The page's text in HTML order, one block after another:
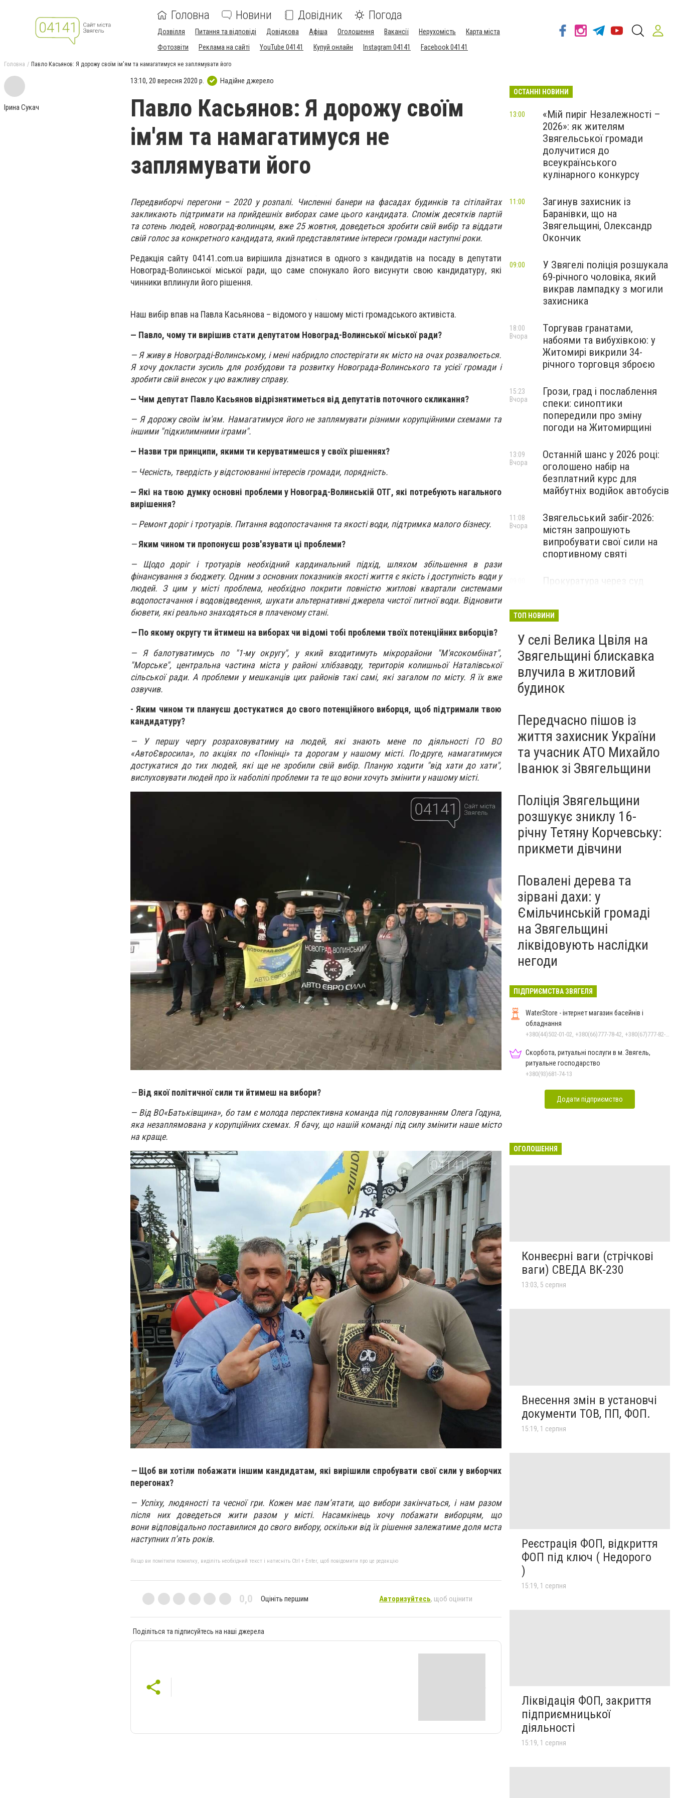
Головна Новини Довідник Погода
Дозвілля Питання та відповіді Довідкова Афіша Оголошення Вакансії Нерухомість
Карта міста
Фотозвіти
Реклама на сайті YouTube 04141 Купуй онлайн Instagram 04141 Facebook 04141
Головна Павло Касьянов: Я дорожу своїм ім'ям та намагатимуся не заплямувати його
Ірина Сукач
13:10, 20 вересня 2020 р. Надійне джерело
Павло Касьянов: Я дорожу своїм
ім'ям та намагатимуся не
заплямувати його
Передвиборчі перегони – 2020 у розпалі. Численні банери на фасадах будинків та сітілайтах
закликають підтримати на прийдешніх виборах саме цього кандидата. Споміж десятків партій
та сотень людей, новоград-волинцям, вже 25 жовтня, доведеться зробити свій вибір та віддати
свій голос за конкретного кандидата, який представлятиме інтереси громади наступні роки.
Редакція сайту 04141.com.ua вирішила дізнатися в одного з кандидатів на посаду в депутати
Новоград-Волинської міської ради, що саме спонукало його висунути свою кандидатуру, які
чинники вплинули його рішення.
Наш вибір впав на Павла Касьянова – відомого у нашому місті громадського активіста.
— Павло, чому ти вирішив стати депутатом Новоград-Волинської міської ради?
— Я живу в Новограді-Волинському, і мені набридло спостерігати як місто на очах розвалюється.
Я хочу докласти зусиль для розбудови та розвитку Новограда-Волинського та усієї громади і
зробити свій внесок у цю важливу справу.
— Чим депутат Павло Касьянов відрізнятиметься від депутатів поточного скликання?
— Я дорожу своїм ім'ям. Намагатимуся його не заплямувати різними корупційними схемами та
іншими "підкилимними іграми".
— Назви три принципи, якими ти керуватимешся у своїх рішеннях?
— Чесність, твердість у відстоюванні інтересів громади, порядність.
— Які на твою думку основні проблеми у Новоград-Волинській ОТГ, які потребують нагального
вирішення?
— Ремонт доріг і тротуарів. Питання водопостачання та якості води, підтримка малого бізнесу.
—Яким чином ти пропонуєш розв'язувати ці проблеми?
— Щодо доріг і тротуарів необхідний кардинальний підхід, шляхом збільшення в рази
фінансування з бюджету. Одним з основних показників якості життя є якість і доступність води у
людей. З цим у місті проблема, необхідно покрити повністю житлові квартали системами
водопостачання і водовідведення, шукати альтернативні джерела чистої питної води. Відновити
бювети, які реально знаходяться в плаченому стані.
—По якому округу ти йтимеш на виборах чи відомі тобі проблеми твоїх потенційних виборців?
—Я балотуватимусь по "1-му округу", у який входитимуть мікрорайони "М'ясокомбінат",
"Морське", центральна частина міста у районі хлібзаводу, територія колишньої Наталівської
сільської ради. А проблеми у мешканців цих районів такі самі, які загалом по місту. Я їх вже
озвучив.
- Яким чином ти плануєш достукатися до свого потенційного виборця, щоб підтримали твою
кандидатуру?
— У першу чергу розраховуватиму на людей, які знають мене по діяльності ГО ВО
«АвтоЄвросила», по акціях по «Понінці» та дорогам у нашому місті. По-друге, намагатимуся
достукатися до тих людей, які ще не зробили свій вибір. Планую ходити "від хати до хати",
вислуховувати людей про їх наболілі проблеми та те що вони хочуть змінити у нашому місті.
—Від якої політичної сили ти йтимеш на вибори?
— Від ВО«Батьківщина», бо там є молода перспективна команда під головуванням Олега Годуна,
яка незаплямована у корупційних схемах. Я бачу, що нашій команді під силу змінити наше місто
на краще.
—Щоб ви хотіли побажати іншим кандидатам, які вирішили спробувати свої сили у виборчих
перегонах?
— Успіху, людяності та чесної гри. Кожен має пам’ятати, що вибори закінчаться, і нам разом
після них доведеться жити разом у місті. Насамкінець хочу побажати виборцям, що
вони відповідальнопоставилися до свого вибору, оскільки від їх рішення залежатиме доля мста
наступних п’ять років.
Якщо ви помітили помилку, виділіть необхідний текст і натисніть Ctrl + Enter, щоб повідомити про це редакцію
0,0 Оцініть першим Авторизуйтесь, щоб оцінити
Поділіться та підписуйтесь на наші джерела
ОСТАННІ НОВИНИ
«Мій пиріг Незалежності –
2026»: як жителям
Звягельської громади
долучитися до
всеукраїнського
кулінарного конкурсу
13:00
Загинув захисник із
Баранівки, що на
Звягельщині, Олександр
Окончик
11:00
У Звягелі поліція розшукала
69-річного чоловіка, який
викрав лампадку з могили
захисника
09:00
Торгував гранатами,
набоями та вибухівкою: у
Житомирі викрили 34-
річного торговця зброєю
18:00
Вчора
Грози, град і послаблення
спеки: синоптики
попередили про зміну
погоди на Житомирщині
15:23
Вчора
Останній шанс у 2026 році:
оголошено набір на
безплатний курс для
майбутніх водійок автобусів
13:09
Вчора
Звягельський забіг-2026:
містян запрошують
випробувати свої сили на
спортивному святі
11:08
Вчора
Прокуратура через суд
ТОП НОВИНИ
У селі Велика Цвіля на
Звягельщині блискавка
влучила в житловий
будинок
Передчасно пішов із
життя захисник України
та учасник АТО Михайло
Іванюк зі Звягельщини
Поліція Звягельщини
розшукує зниклу 16-
річну Тетяну Корчевську:
прикмети дівчини
Повалені дерева та
зірвані дахи: у
Ємільчинській громаді
на Звягельщині
ліквідовують наслідки
негоди
ПІДПРИЄМСТВА ЗВЯГЕЛЯ
WaterStore - інтернет магазин басейнів і
обладнання
+380(44)502-01-02, +380(66)777-78-42, +380(67)777-82-19, +380(67)890-80-80, +380(73)890-80-80, +380(44)502-01-03
Скорбота, ритуальні послуги в м. Звягель,
ритуальне господарство
+380(93)681-74-13
Додати підприємство
ОГОЛОШЕННЯ
Конвеєрні ваги (стрічкові
ваги) СВЕДА ВК-230
13:03, 5 серпня
Внесення змін в установчі
документи ТОВ, ПП, ФОП.
15:19, 1 серпня
Реєстрація ФОП, відкриття
ФОП під ключ ( Недорого
)
15:19, 1 серпня
Ліквідація ФОП, закриття
підприємницької
діяльності
15:19, 1 серпня